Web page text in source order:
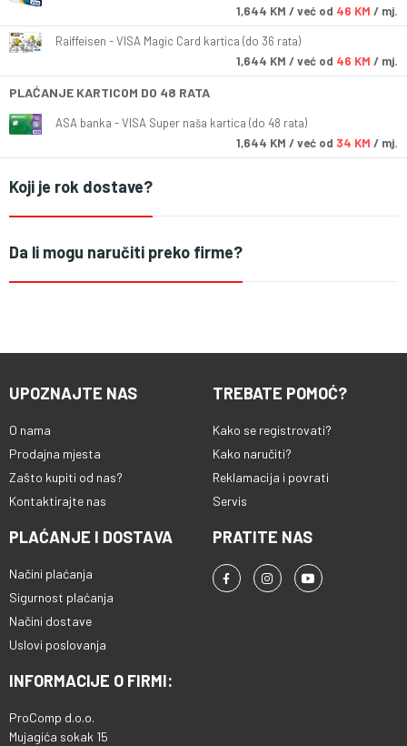
1,644 KM / već od 46 KM / mj.
Raiffeisen - VISA Magic Card kartica (do 36 rata)
1,644 KM / već od 46 KM / mj.
PLAĆANJE KARTICOM DO 48 RATA
ASA banka - VISA Super naša kartica (do 48 rata)
1,644 KM / već od 34 KM / mj.
Koji je rok dostave?
Da li mogu naručiti preko firme?
UPOZNAJTE NAS
O nama
Prodajna mjesta
Zašto kupiti od nas?
Kontaktirajte nas
TREBATE POMOĆ?
Kako se registrovati?
Kako naručiti?
Reklamacija i povrati
Servis
PLAĆANJE I DOSTAVA
Načini plaćanja
Sigurnost plaćanja
Načini dostave
Uslovi poslovanja
PRATITE NAS
INFORMACIJE O FIRMI:
ProComp d.o.o.
Mujagića sokak 15